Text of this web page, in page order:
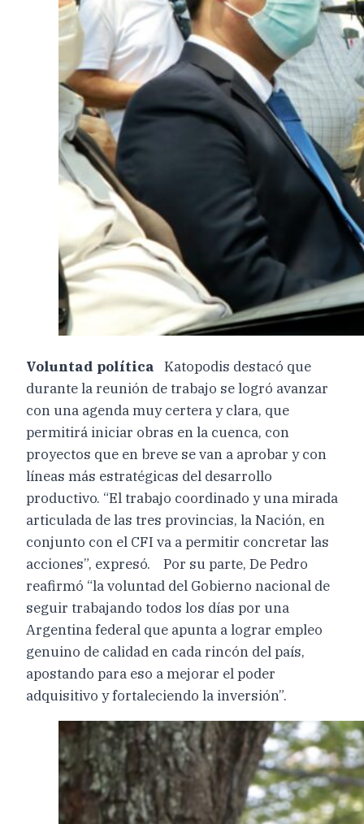
Voluntad política Katopodis destacó que
durante la reunión de trabajo se logró avanzar
con una agenda muy certera y clara, que
permitirá iniciar obras en la cuenca, con
proyectos que en breve se van a aprobar y con
líneas más estratégicas del desarrollo
productivo. “El trabajo coordinado y una mirada
articulada de las tres provincias, la Nación, en
conjunto con el CFI va a permitir concretar las
acciones”, expresó. Por su parte, De Pedro
reafirmó “la voluntad del Gobierno nacional de
seguir trabajando todos los días por una
Argentina federal que apunta a lograr empleo
genuino de calidad en cada rincón del país,
apostando para eso a mejorar el poder
adquisitivo y fortaleciendo la inversión”.